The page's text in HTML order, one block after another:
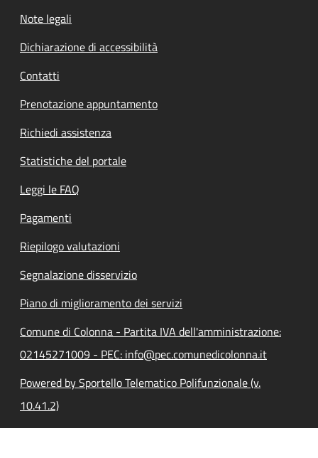
Note legali
Dichiarazione di accessibilità
Contatti
Prenotazione appuntamento
Richiedi assistenza
Statistiche del portale
Leggi le FAQ
Pagamenti
Riepilogo valutazioni
Segnalazione disservizio
Piano di miglioramento dei servizi
Comune di Colonna - Partita IVA dell'amministrazione:
02145271009 - PEC: info@pec.comunedicolonna.it
Powered by Sportello Telematico Polifunzionale (v.
10.41.2)